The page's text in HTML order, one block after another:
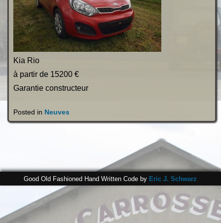
Kia Rio
à partir de 15200 €
Garantie constructeur
Posted in Neuves
Good Old Fashioned Hand Written Code by Eric J. Schwarz